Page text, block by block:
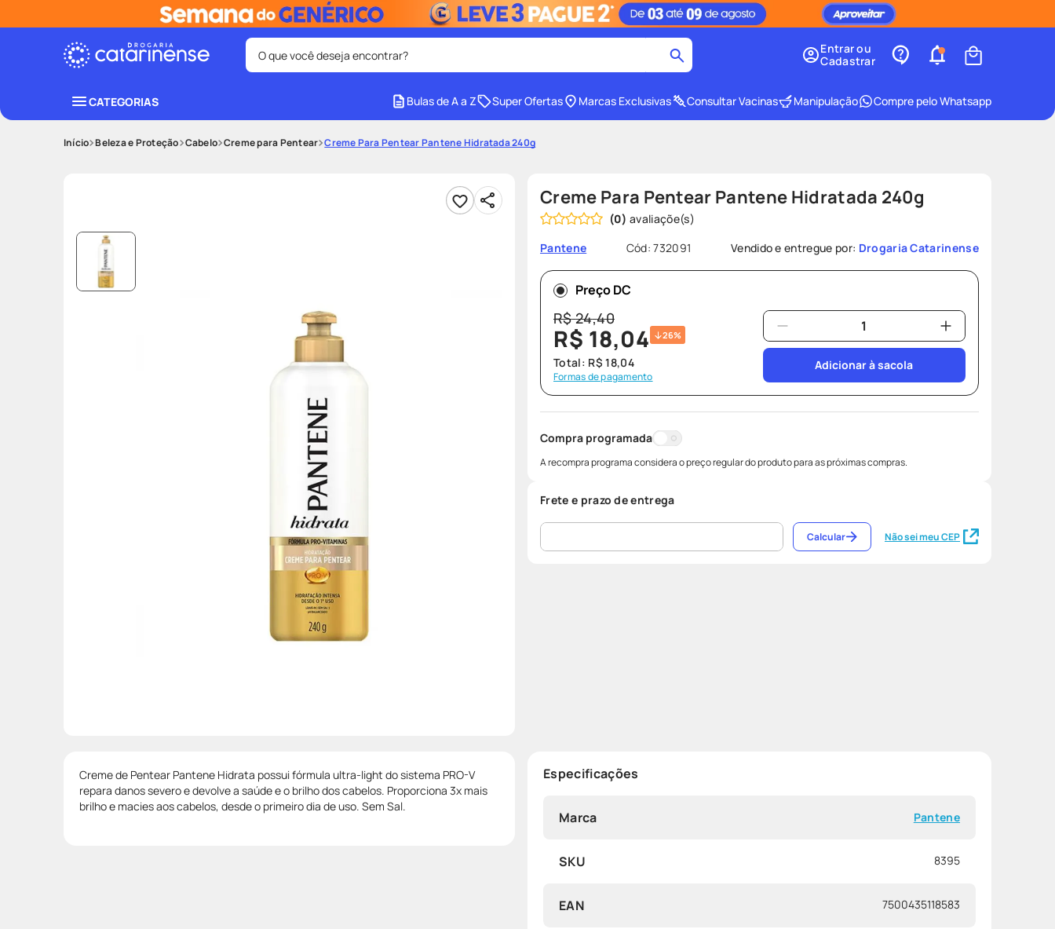
O que você deseja encontrar?
3º protetor solar facial 4º shampoo
8º protetor solar
teste gravidez
Entrar ou
Cadastrar
CATEGORIAS Bulas de A a Z Super Ofertas Marcas Exclusivas Consultar Vacinas Manipulação Compre pelo Whatsapp
Beleza e Proteção Cabelo Creme para Pentear Creme Para Pentear Pantene Hidratada 240g
Creme Para Pentear Pantene Hidratada 240g
(0)
Pantene
Cód:732091 Vendido e entregue por: Drogaria Catarinense
Preço DC
R$24,40
R$ 18,04 26%
Total: R$ 18,04
Formas de pagamento
Adicionar à sacola
Compra programada
A recompra programa considera o preço regular do produto para as próximas compras.
Frete e prazo de entrega
Não sei meu CEP
Calcular
Creme de Pentear Pantene Hidrata possui fórmula ultra-light do sistema PRO-V
repara danos severo e devolve a saúde e o brilho dos cabelos. Proporciona 3x mais
brilho e macies aos cabelos, desde o primeiro dia de uso. Sem Sal.
Especificações
Marca Pantene
SKU 8395
EAN 7500435118583